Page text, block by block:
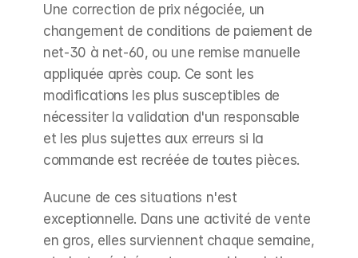
Une correction de prix négociée, un
changement de conditions de paiement de
net-30 à net-60, ou une remise manuelle
appliquée après coup. Ce sont les
modifications les plus susceptibles de
nécessiter la validation d'un responsable
et les plus sujettes aux erreurs si la
commande est recréée de toutes pièces.
Aucune de ces situations n'est
exceptionnelle. Dans une activité de vente
en gros, elles surviennent chaque semaine,